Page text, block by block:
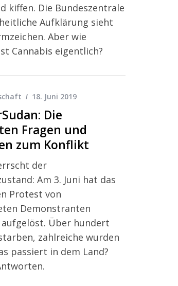
kiffen. Die Bundeszentrale
Aufklärung sieht
Aber wie
Cannabis eigentlich?
18. Juni 2019
Die
Fragen und
zum Konflikt
der
Am 3. Juni hat das
Protest von
Demonstranten
Über hundert
zahlreiche wurden
passiert in dem Land?